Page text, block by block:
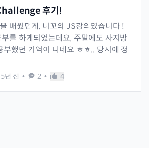
후기!
배웠던게, 니꼬의 JS강의였습니다 !
를 하게되었는데요, 주말에도 사지방
부했던 기억이 나네요 ㅎㅎ.. 당시에 정
5년 전 • 2 • 4